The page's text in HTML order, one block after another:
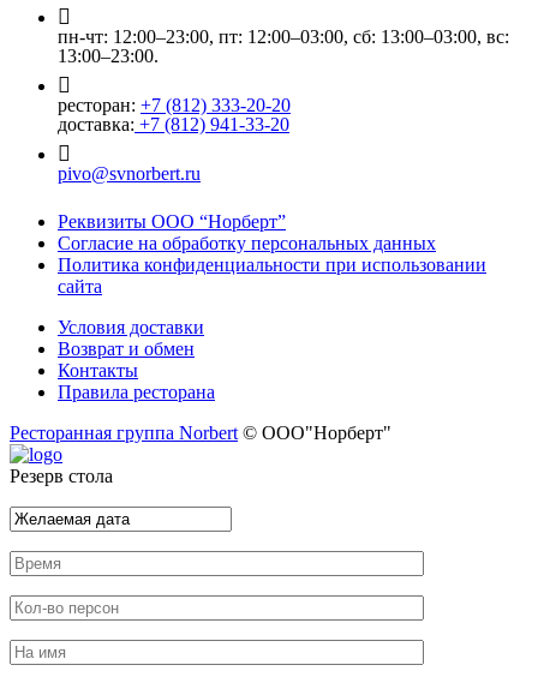
пн-чт: 12:00–23:00, пт: 12:00–03:00, сб: 13:00–03:00, вс:
13:00–23:00.
ресторан: +7 (812) 333-20-20
доставка: +7 (812) 941-33-20
pivo@svnorbert.ru
Реквизиты ООО “Норберт”
Согласие на обработку персональных данных
Политика конфиденциальности при использовании
сайта
Условия доставки
Возврат и обмен
Контакты
Правила ресторана
Ресторанная группа Norbert © ООО"Норберт"
Резерв стола